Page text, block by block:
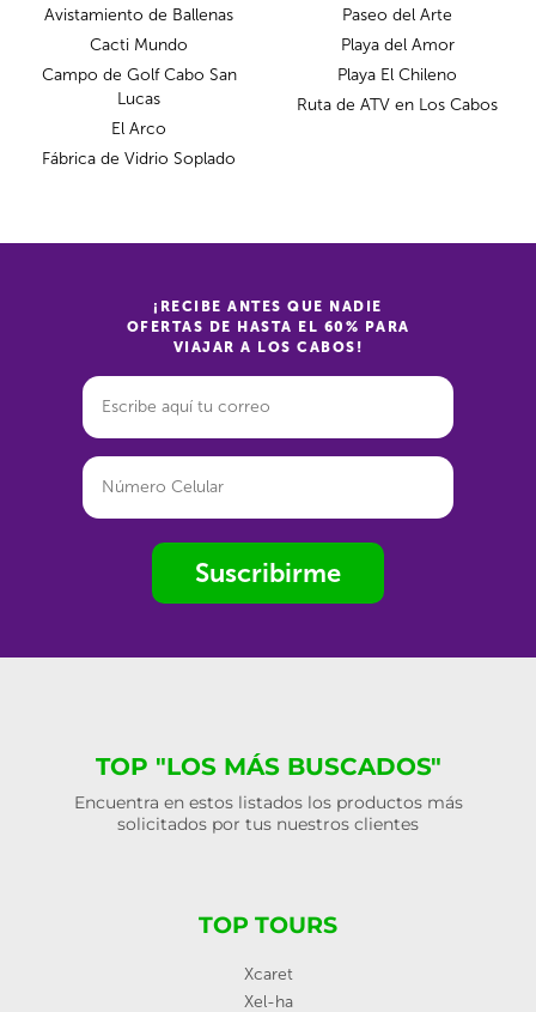
Avistamiento de Ballenas
Cacti Mundo
Campo de Golf Cabo San
Lucas
El Arco
Fábrica de Vidrio Soplado
Paseo del Arte
Playa del Amor
Playa El Chileno
Ruta de ATV en Los Cabos
¡RECIBE ANTES QUE NADIE
OFERTAS DE HASTA EL 60% PARA
VIAJAR A LOS CABOS!
Suscribirme
TOP "LOS MÁS BUSCADOS"
Encuentra en estos listados los productos más
solicitados por tus nuestros clientes
TOP TOURS
Xcaret
Xel-ha